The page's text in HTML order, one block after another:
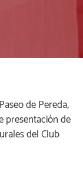
de Pereda,
presentación de
del Club